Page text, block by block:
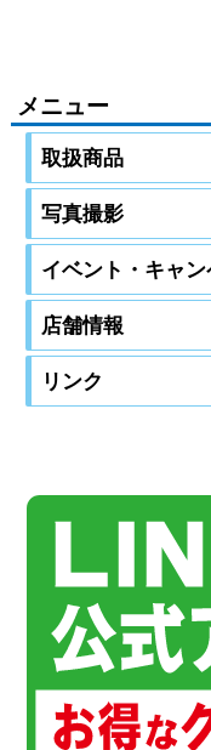
メニュー
取扱商品
写真撮影
イベント・キャ
店舗情報
市役所前本店・齋
〒965-0871
開店時間
齋
キャッシュレス決済
※店舗によりご利用
詳しくは下記リンクを
リンク